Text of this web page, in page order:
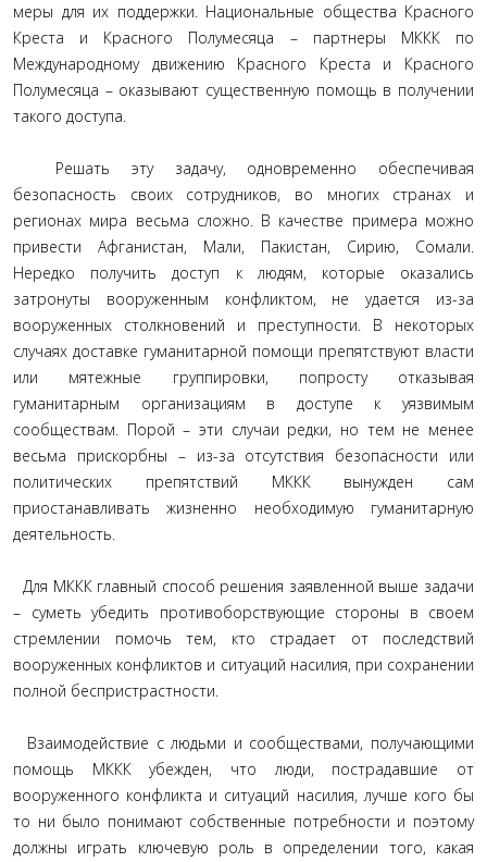
меры для их поддержки. Национальные общества Красного
Креста и Красного Полумесяца – партнеры МККК по
Международному движению Красного Креста и Красного
Полумесяца – оказывают существенную помощь в получении
такого доступа.
Решать эту задачу, одновременно обеспечивая
безопасность своих сотрудников, во многих странах и
регионах мира весьма сложно. В качестве примера можно
привести Афганистан, Мали, Пакистан, Сирию, Сомали.
Нередко получить доступ к людям, которые оказались
затронуты вооруженным конфликтом, не удается из-за
вооруженных столкновений и преступности. В некоторых
случаях доставке гуманитарной помощи препятствуют власти
или мятежные группировки, попросту отказывая
гуманитарным организациям в доступе к уязвимым
сообществам. Порой – эти случаи редки, но тем не менее
весьма прискорбны – из-за отсутствия безопасности или
политических препятствий МККК вынужден сам
приостанавливать жизненно необходимую гуманитарную
деятельность.
Для МККК главный способ решения заявленной выше задачи
– суметь убедить противоборствующие стороны в своем
стремлении помочь тем, кто страдает от последствий
вооруженных конфликтов и ситуаций насилия, при сохранении
полной беспристрастности.
Взаимодействие с людьми и сообществами, получающими
помощь МККК убежден, что люди, пострадавшие от
вооруженного конфликта и ситуаций насилия, лучше кого бы
то ни было понимают собственные потребности и поэтому
должны играть ключевую роль в определении того, какая